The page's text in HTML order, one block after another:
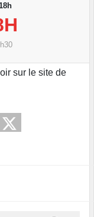
sur le site de